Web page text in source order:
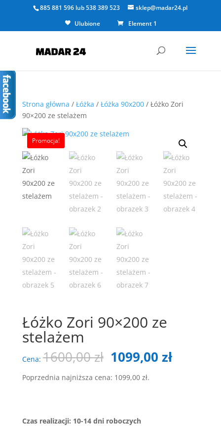
885 881 596 lub538 389 523
sklep@madar24.pl
Ulubione
Element 1
Strona główna / Łóżka / Łóżka 90x200/ Łóżko Zori
90×200 ze stelażem
Promocja!
Łóżko Zori 90×200 ze
stelażem
Cena: 1600,00zł Pierwotna
cena
wynosiła:
1099,00 zł
Poprzednia najniższa cena: 1099,00 zł.
Czas realizacji: 10-14 dni roboczych